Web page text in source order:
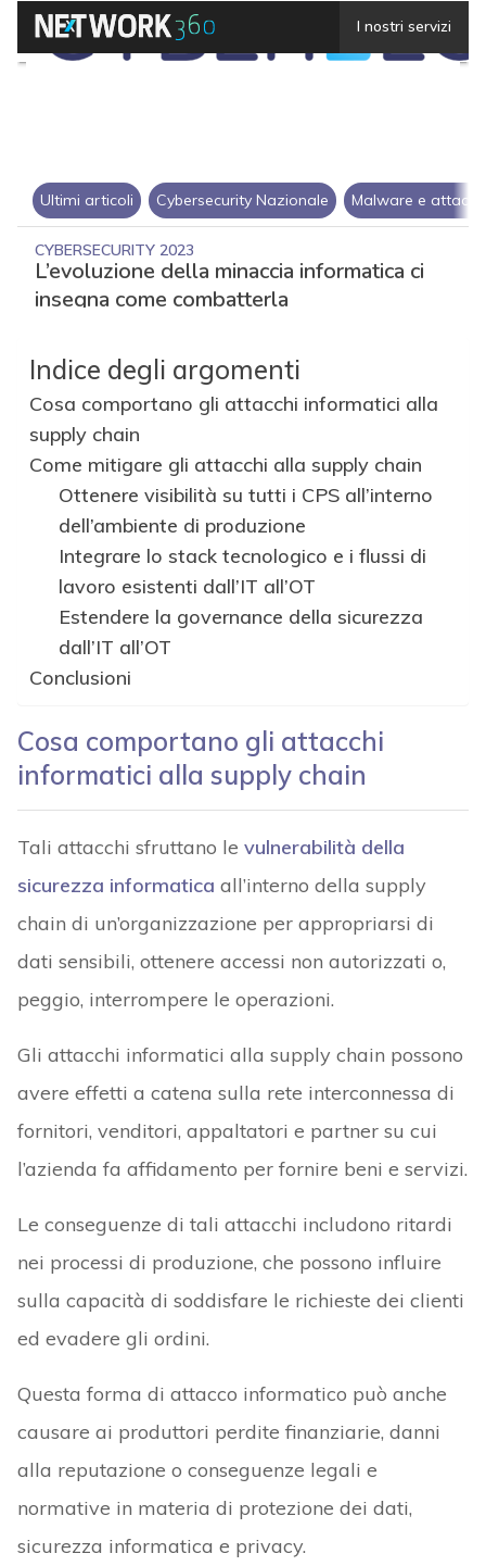
Indice degli argomenti
Cosa comportano gli attacchi informatici alla
supply chain
Come mitigare gli attacchi alla supply chain
Ottenere visibilità su tutti i CPS all’interno
dell’ambiente di produzione
Integrare lo stack tecnologico e i flussi di
lavoro esistenti dall’IT all’OT
Estendere la governance della sicurezza
dall’IT all’OT
Conclusioni
Cosa comportano gli attacchi
informatici alla supply chain
Tali attacchi sfruttano le vulnerabilità della
sicurezza informatica all’interno della supply
chain di un’organizzazione per appropriarsi di
dati sensibili, ottenere accessi non autorizzati o,
peggio, interrompere le operazioni.
Gli attacchi informatici alla supply chain possono
avere effetti a catena sulla rete interconnessa di
fornitori, venditori, appaltatori e partner su cui
l’azienda fa affidamento per fornire beni e servizi.
Le conseguenze di tali attacchi includono ritardi
nei processi di produzione, che possono influire
sulla capacità di soddisfare le richieste dei clienti
ed evadere gli ordini.
Questa forma di attacco informatico può anche
causare ai produttori perdite finanziarie, danni
alla reputazione o conseguenze legali e
normative in materia di protezione dei dati,
sicurezza informatica e privacy.